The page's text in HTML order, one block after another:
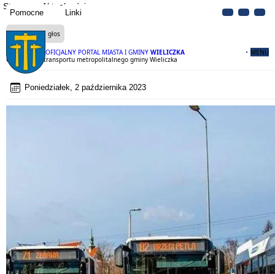
Pomocne Linki
OFICJALNY PORTAL MIASTA I GMINY WIELICZKA MENU
Strona Aktualności
Czytaj na głos
Organizacja transportu metropolitalnego gminy Wieliczka
Poniedziałek, 2 października 2023